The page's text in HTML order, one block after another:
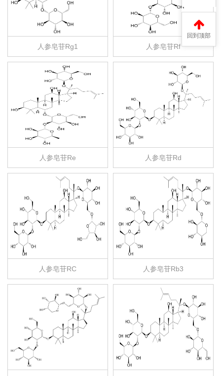
人参皂苷Rg1 人参皂苷Rf
人参皂苷Re 人参皂苷Rd
人参皂苷RC 人参皂苷Rb3
回到顶部